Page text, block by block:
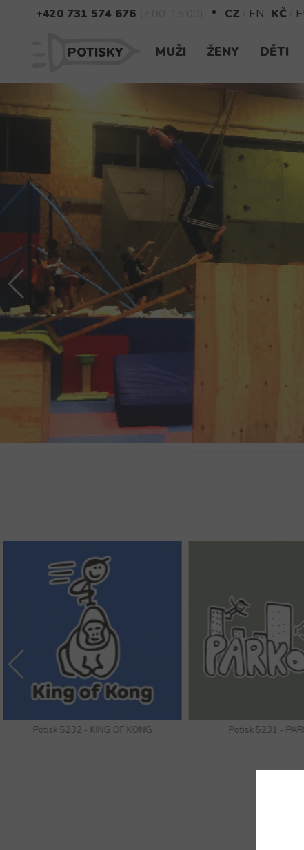
+420 731 574 676 CZ EN KČ
POTISKY MUŽI ŽENY DĚTI
Potisk 5232 - KING OF KONG Potisk 5231 -